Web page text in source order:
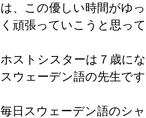
は、この優しい時間がゆ
く頑張っていこうと思っ
ホストシスターは７歳に
スウェーデン語の先生で
毎日スウェーデン語のシ